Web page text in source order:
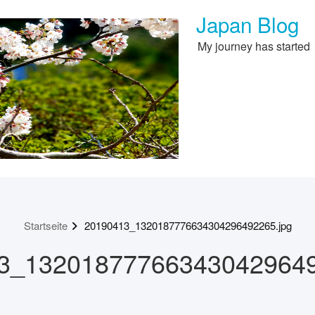
Japan Blog
My journey has started
Startseite 20190413_1320187776634304296492265.jpg